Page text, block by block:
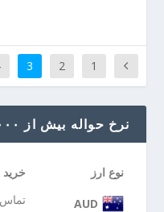
1
2
3
نرخ حواله بیش از ۵۰۰۰ دلار
نوع ارز خرید
AUD تماس